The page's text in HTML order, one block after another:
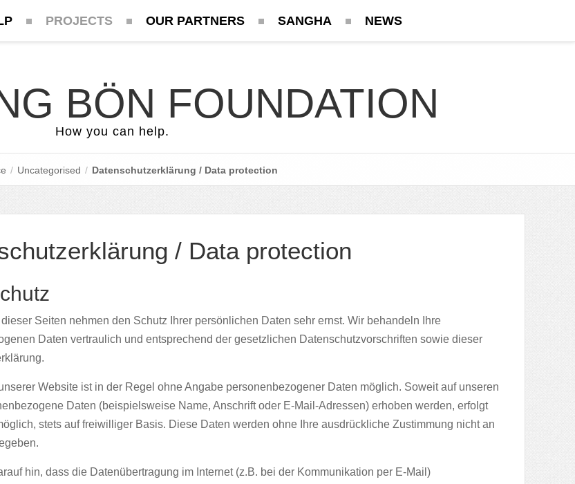
PROJECTS OUR PARTNERS SANGHA NEWS
BÖN FOUNDATION
How you can help.
/ Uncategorised / Datenschutzerklärung / Data protection
/ Data protection
Seiten nehmen den Schutz Ihrer persönlichen Daten sehr ernst. Wir behandeln Ihre
Daten vertraulich und entsprechend der gesetzlichen Datenschutzvorschriften sowie dieser
Website ist in der Regel ohne Angabe personenbezogener Daten möglich. Soweit auf unseren
Daten (beispielsweise Name, Anschrift oder E-Mail-Adressen) erhoben werden, erfolgt
stets auf freiwilliger Basis. Diese Daten werden ohne Ihre ausdrückliche Zustimmung nicht an
hin, dass die Datenübertragung im Internet (z.B. bei der Kommunikation per E-Mail)